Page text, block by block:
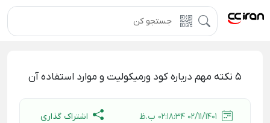
5 نکته مهم درباره کود ورمیکولیت و موارد استفاده آن
اشتراک گذاری